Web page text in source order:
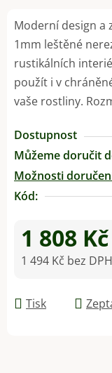
Moderní design a
1mm leštěné
rustikálních
použít i v
vaše rostliny.
Dostupnost
Můžeme doručit
Možnosti
Kód:
1 808 Kč
1 494 Kč bez DPH
Tisk